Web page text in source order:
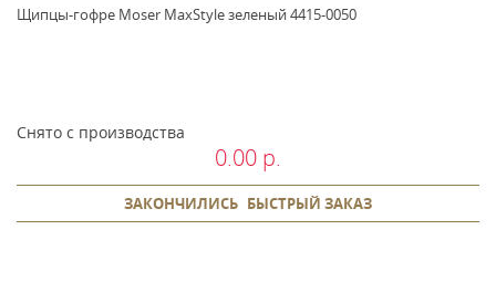
Щипцы-гофре Moser MaxStyle зеленый 4415-0050
Снято с производства
0.00 р.
ЗАКОНЧИЛИСЬ БЫСТРЫЙ ЗАКАЗ